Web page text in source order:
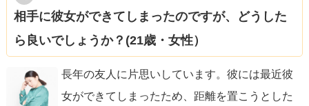
相手に彼女ができてしまったのですが、どうした
ら良いでしょうか？(21歳・女性）
長年の友人に片思いしています。彼には最近彼
女ができてしまったため、距離を置こうとした